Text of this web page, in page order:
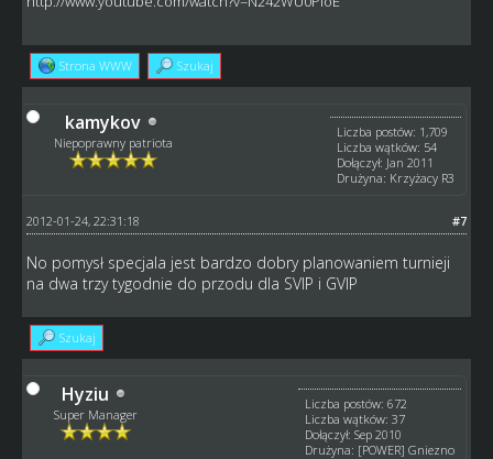
Strona WWW Szukaj
kamykov
Niepoprawny patriota
Liczba postów: 1,709
Liczba wątków: 54
Dołączył: Jan 2011
Drużyna: Krzyżacy R3
#7
2012-01-24, 22:31:18
No pomysł specjala jest bardzo dobry planowaniem turnieji
na dwa trzy tygodnie do przodu dla SVIP i GVIP
Szukaj
Hyziu
Super Manager
Liczba postów: 672
Liczba wątków: 37
Dołączył: Sep 2010
Drużyna: [POWER] Gniezno